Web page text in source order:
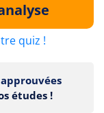
quiz !
approuvées
études !